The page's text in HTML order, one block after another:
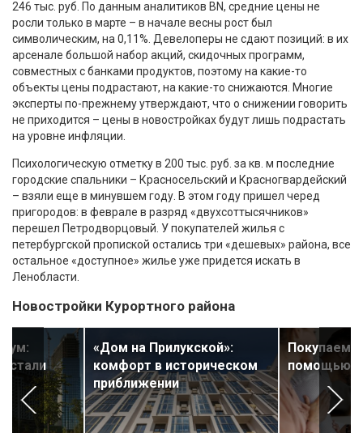
246 тыс. руб. По данным аналитиков BN, средние цены не
росли только в марте – в начале весны рост был
символическим, на 0,11%. Девелоперы не сдают позиций: в их
арсенале большой набор акций, скидочных программ,
совместных с банками продуктов, поэтому на какие-то
объекты цены подрастают, на какие-то снижаются. Многие
эксперты по-прежнему утверждают, что о снижении говорить
не приходится – цены в новостройках будут лишь подрастать
на уровне инфляции.
Психологическую отметку в 200 тыс. руб. за кв. м последние
городские спальники – Красносельский и Красногвардейский
– взяли еще в минувшем году. В этом году пришел черед
пригородов: в феврале в разряд «двухсоттысячников»
перешел Петродворцовый. У покупателей жилья с
петербургской пропиской остались три «дешевых» района, все
остальное «доступное» жилье уже придется искать в
Ленобласти.
Новостройки Курортного района
«Дом на Прилукской»:
комфорт в историческом
приближении
Покупаем
помощью